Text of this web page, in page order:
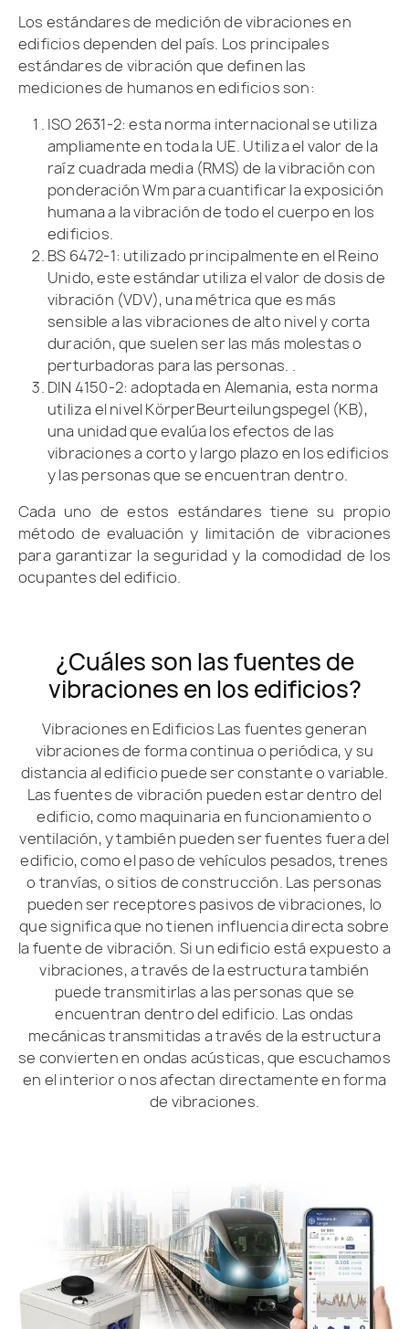
Los estándares de medición de vibraciones en
edificios dependen del país. Los principales
estándares de vibración que definen las
mediciones de humanos en edificios son:
ISO 2631-2: esta norma internacional se utiliza
ampliamente en toda la UE. Utiliza el valor de la
raíz cuadrada media (RMS) de la vibración con
ponderación Wm para cuantificar la exposición
humana a la vibración de todo el cuerpo en los
edificios.
BS 6472-1: utilizado principalmente en el Reino
Unido, este estándar utiliza el valor de dosis de
vibración (VDV), una métrica que es más
sensible a las vibraciones de alto nivel y corta
duración, que suelen ser las más molestas o
perturbadoras para las personas. .
DIN 4150-2: adoptada en Alemania, esta norma
utiliza el nivel KörperBeurteilungspegel (KB),
una unidad que evalúa los efectos de las
vibraciones a corto y largo plazo en los edificios
y las personas que se encuentran dentro.
Cada uno de estos estándares tiene su propio
método de evaluación y limitación de vibraciones
para garantizar la seguridad y la comodidad de los
ocupantes del edificio.
¿Cuáles son las fuentes de
vibraciones en los edificios?
Vibraciones en Edificios Las fuentes generan
vibraciones de forma continua o periódica, y su
distancia al edificio puede ser constante o variable.
Las fuentes de vibración pueden estar dentro del
edificio, como maquinaria en funcionamiento o
ventilación, y también pueden ser fuentes fuera del
edificio, como el paso de vehículos pesados, trenes
o tranvías, o sitios de construcción. Las personas
pueden ser receptores pasivos de vibraciones, lo
que significa que no tienen influencia directa sobre
la fuente de vibración. Si un edificio está expuesto a
vibraciones, a través de la estructura también
puede transmitirlas a las personas que se
encuentran dentro del edificio. Las ondas
mecánicas transmitidas a través de la estructura
se convierten en ondas acústicas, que escuchamos
en el interior o nos afectan directamente en forma
de vibraciones.